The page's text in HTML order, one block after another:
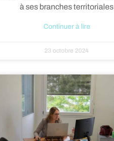
à ses branches territoriales
Continuer à lire
23 octobre 2024